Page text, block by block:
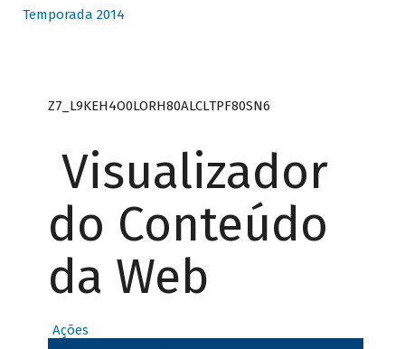
Temporada 2014
Z7_L9KEH4O0LORH80ALCLTPF80SN6
Visualizador
do Conteúdo
da Web
Ações